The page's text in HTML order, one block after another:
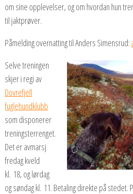
om sine opplevelser, og om hvordan hun
til jaktprøver.
Påmelding overnatting til Anders Simensrud:
Selve treningen
skjer i regi av
Dovrefjell
fuglehundklubb
som disponerer
treningsterrenget.
Det er avmarsj
fredag kveld
kl. 18, og lørdag
og søndag kl. 11. Betaling direkte på stedet.